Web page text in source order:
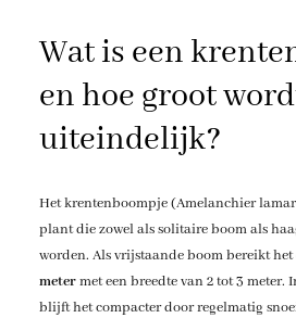
Wat is een
en hoe groot
uiteindelijk?
Het krentenboompje (Amelanchier
plant die zowel als solitaire boom als
worden. Als vrijstaande boom bereikt het
metermet een breedte van 2 tot 3 meter.
blijft het compacter door regelmatig